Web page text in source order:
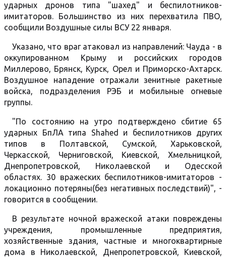
ударных дронов типа "шахед" и беспилотников-
имитаторов. Большинство из них перехватила ПВО,
сообщили Воздушные силы ВСУ 22 января.
Указано, что враг атаковал из направлений: Чауда - в
оккупированном Крыму и российских городов
Миллерово, Брянск, Курск, Орел и Приморско-Ахтарск.
Воздушное нападение отражали зенитные ракетные
войска, подразделения РЭБ и мобильные огневые
группы.
"По состоянию на утро подтверждено сбитие 65
ударных БпЛА типа Shahed и беспилотников других
типов в Полтавской, Сумской, Харьковской,
Черкасской, Черниговской, Киевской, Хмельницкой,
Днепропетровской, Николаевской и Одесской
областях. 30 вражеских беспилотников-имитаторов -
локационно потеряны(без негативных последствий)", -
говорится в сообщении.
В результате ночной вражеской атаки повреждены
учреждения, промышленные предприятия,
хозяйственные здания, частные и многоквартирные
дома в Николаевской, Днепропетровской, Киевской,